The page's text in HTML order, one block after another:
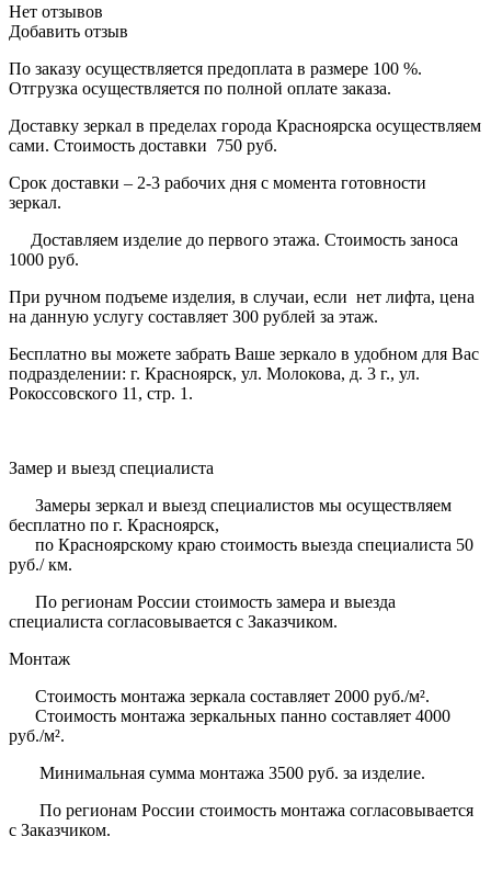
Нет отзывов
Добавить отзыв
По заказу осуществляется предоплата в размере 100 %.
Отгрузка осуществляется по полной оплате заказа.
Доставку зеркал в пределах города Красноярска осуществляем
сами. Стоимость доставки 750 руб.
Срок доставки – 2-3 рабочих дня с момента готовности
зеркал.
Доставляем изделие до первого этажа. Стоимость заноса
1000 руб.
При ручном подъеме изделия, в случаи, если нет лифта, цена
на данную услугу составляет 300 рублей за этаж.
Бесплатно вы можете забрать Ваше зеркало в удобном для Вас
подразделении: г. Красноярск, ул. Молокова, д. 3 г., ул.
Рокоссовского 11, стр. 1.
Замер и выезд специалиста
Замеры зеркал и выезд специалистов мы осуществляем
бесплатно по г. Красноярск,
по Красноярскому краю стоимость выезда специалиста 50
руб./ км.
По регионам России стоимость замера и выезда
специалиста согласовывается с Заказчиком.
Монтаж
Стоимость монтажа зеркала составляет 2000 руб./м².
Стоимость монтажа зеркальных панно составляет 4000
руб./м².
Минимальная сумма монтажа 3500 руб. за изделие.
По регионам России стоимость монтажа согласовывается
с Заказчиком.